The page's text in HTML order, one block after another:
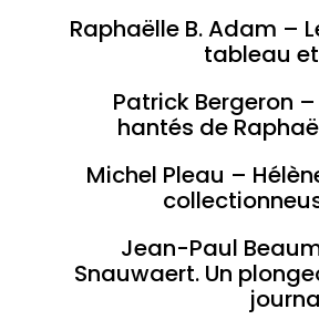
Raphaëlle B. Adam –
tableau
Patrick Bergeron
hantés de
Michel Pleau –
Jean-Paul
Snauwaert. Un